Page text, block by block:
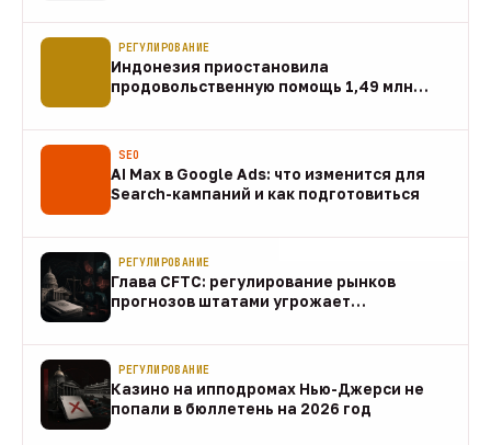
РЕГУЛИРОВАНИЕ
Индонезия приостановила
продовольственную помощь 1,49 млн
SEO
AI Max в Google Ads: что изменится для
Search-кампаний и как подготовиться
РЕГУЛИРОВАНИЕ
Глава CFTC: регулирование рынков
прогнозов штатами угрожает
РЕГУЛИРОВАНИЕ
Казино на ипподромах Нью-Джерси не
попали в бюллетень на 2026 год